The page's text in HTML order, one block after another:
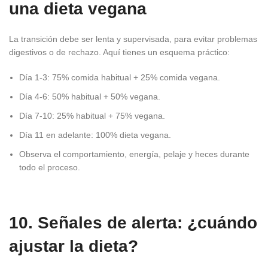
una dieta vegana
La transición debe ser lenta y supervisada, para evitar problemas
digestivos o de rechazo. Aquí tienes un esquema práctico:
Día 1-3: 75% comida habitual + 25% comida vegana.
Día 4-6: 50% habitual + 50% vegana.
Día 7-10: 25% habitual + 75% vegana.
Día 11 en adelante: 100% dieta vegana.
Observa el comportamiento, energía, pelaje y heces durante
todo el proceso.
10. Señales de alerta: ¿cuándo
ajustar la dieta?